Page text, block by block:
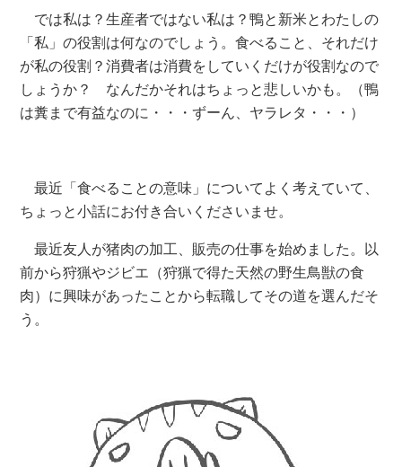
では私は？生産者ではない私は？鴨と新米とわたしの
「私」の役割は何なのでしょう。食べること、それだけ
が私の役割？消費者は消費をしていくだけが役割なので
しょうか？ なんだかそれはちょっと悲しいかも。（鴨
は糞まで有益なのに・・・ずーん、ヤラレタ・・・）
最近「食べることの意味」についてよく考えていて、
ちょっと小話にお付き合いくださいませ。
最近友人が猪肉の加工、販売の仕事を始めました。以
前から狩猟やジビエ（狩猟で得た天然の野生鳥獣の食
肉）に興味があったことから転職してその道を選んだそ
う。